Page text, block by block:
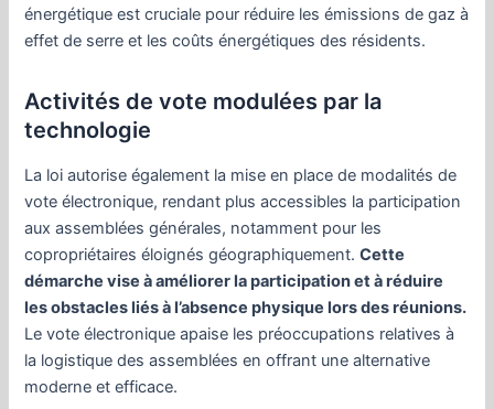
énergétique est cruciale pour réduire les émissions de gaz à
effet de serre et les coûts énergétiques des résidents.
Activités de vote modulées par la
technologie
La loi autorise également la mise en place de modalités de
vote électronique, rendant plus accessibles la participation
aux assemblées générales, notamment pour les
copropriétaires éloignés géographiquement.Cette
démarche vise à améliorer la participation et à réduire
les obstacles liés à l’absence physique lors des réunions.
Le vote électronique apaise les préoccupations relatives à
la logistique des assemblées en offrant une alternative
moderne et efficace.